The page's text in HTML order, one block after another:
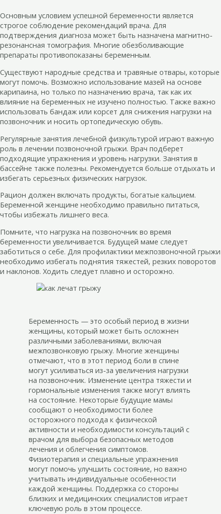
Основным условием успешной беременности является
строгое соблюдение рекомендаций врача. Для
подтверждения диагноза может быть назначена магнитно-
резонансная томография. Многие обезболивающие
препараты противопоказаны беременным.
Существуют народные средства и травяные отвары, которые
могут помочь. Возможно использование мазей на основе
карипаина, но только по назначению врача, так как их
влияние на беременных не изучено полностью. Также важно
использовать бандаж или корсет для снижения нагрузки на
позвоночник и носить ортопедическую обувь.
Регулярные занятия лечебной физкультурой играют важную
роль в лечении позвоночной грыжи. Врач подберет
подходящие упражнения и уровень нагрузки. Занятия в
бассейне также полезны. Рекомендуется больше отдыхать и
избегать серьезных физических нагрузок.
Рацион должен включать продукты, богатые кальцием.
Беременной женщине необходимо правильно питаться,
чтобы избежать лишнего веса.
Помните, что нагрузка на позвоночник во время
беременности увеличивается. Будущей маме следует
заботиться о себе. Для профилактики межпозвоночной грыжи
необходимо избегать поднятия тяжестей, резких поворотов
и наклонов. Ходить следует плавно и осторожно.
Беременность — это особый период в жизни
женщины, который может быть осложнен
различными заболеваниями, включая
межпозвонковую грыжу. Многие женщины
отмечают, что в этот период боли в спине
могут усиливаться из-за увеличения нагрузки
на позвоночник. Изменение центра тяжести и
гормональные изменения также могут влиять
на состояние. Некоторые будущие мамы
сообщают о необходимости более
осторожного подхода к физической
активности и необходимости консультаций с
врачом для выбора безопасных методов
лечения и облегчения симптомов.
Физиотерапия и специальные упражнения
могут помочь улучшить состояние, но важно
учитывать индивидуальные особенности
каждой женщины. Поддержка со стороны
близких и медицинских специалистов играет
ключевую роль в этом процессе.